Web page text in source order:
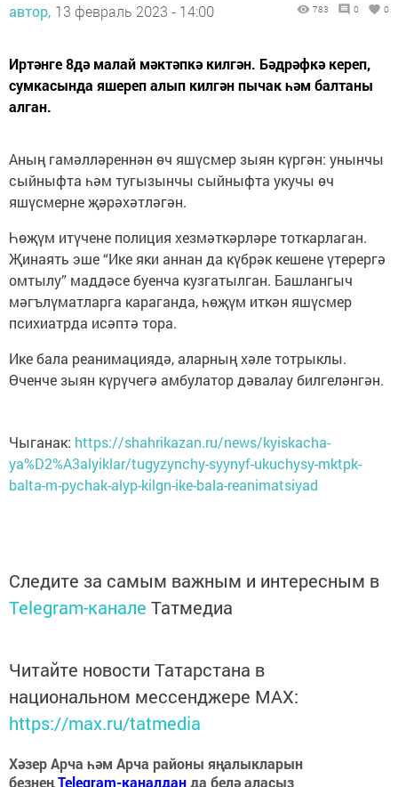
автор, 13 февраль 2023 - 14:00 783 0 0
Иртәнге 8дә малай мәктәпкә килгән. Бәдрәфкә кереп,
сумкасында яшереп алып килгән пычак һәм балтаны
алган.
Аның гамәлләреннән өч яшүсмер зыян күргән: унынчы
сыйныфта һәм тугызынчы сыйныфта укучы өч
яшүсмерне җәрәхәтләгән.
Һөҗүм итүчене полиция хезмәткәрләре тоткарлаган.
Җинаять эше “Ике яки аннан да күбрәк кешене үтерергә
омтылу” маддәсе буенча кузгатылган. Башлангыч
мәгълүматларга караганда, һөҗүм иткән яшүсмер
психиатрда исәптә тора.
Ике бала реанимациядә, аларның хәле тотрыклы.
Өченче зыян күрүчегә амбулатор дәвалау билгеләнгән.
Чыганак: https://shahrikazan.ru/news/kyiskacha-
ya%D2%A3alyiklar/tugyzynchy-syynyf-ukuchysy-mktpk-
balta-m-pychak-alyp-kilgn-ike-bala-reanimatsiyad
Следите за самым важным и интересным в
Telegram-канале Татмедиа
Читайте новости Татарстана в
национальном мессенджере MАХ:
https://max.ru/tatmedia
Хәзер Арча һәм Арча районы яңалыкларын
безнеңTelegram-каналданда белә аласыз